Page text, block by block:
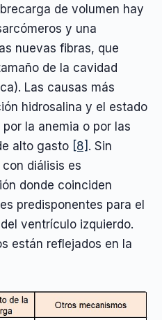
de volumen hay
y una
nuevas fibras, que
de la cavidad
Las causas más
hidrosalina y el estado
la anemia o por las
alto gasto [8] . Sin
diálisis es
donde coinciden
predisponentes para el
ventrículo izquierdo.
están reflejados en la